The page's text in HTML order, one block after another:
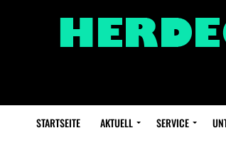
STARTSEITE AKTUELL SERVICE